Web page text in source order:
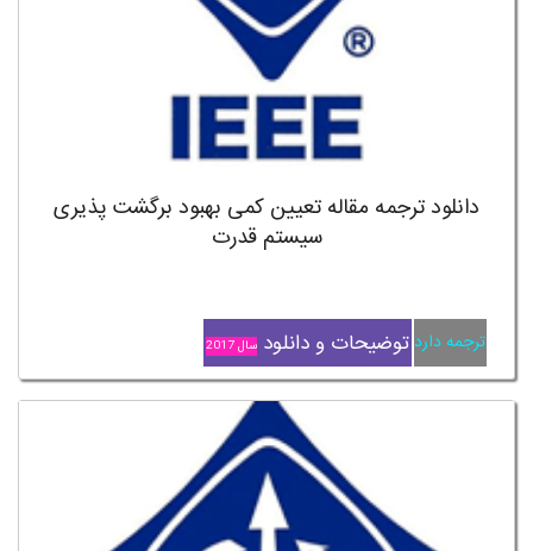
دانلود ترجمه مقاله تعیین کمی بهبود برگشت پذیری
سیستم قدرت
ترجمه دارد توضیحات و دانلود سال 2017